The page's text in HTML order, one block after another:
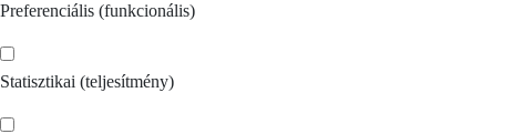
Preferenciális (funkcionális)
Statisztikai (teljesítmény)